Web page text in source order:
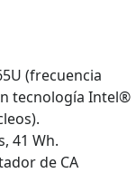
(frecuencia
tecnología Intel®
41 Wh.
de CA